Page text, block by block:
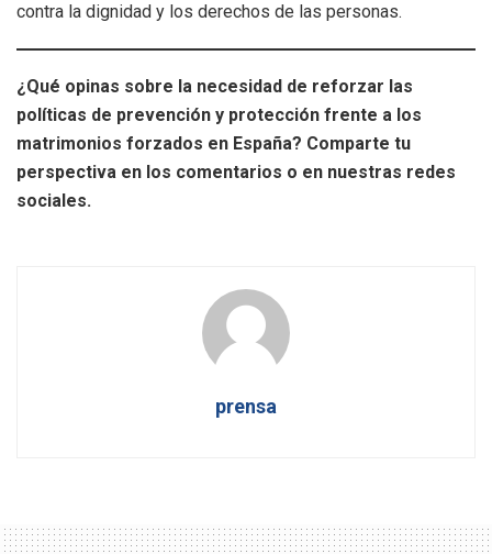
contra la dignidad y los derechos de las personas.
¿Qué opinas sobre la necesidad de reforzar las
políticas de prevención y protección frente a los
matrimonios forzados en España? Comparte tu
perspectiva en los comentarios o en nuestras redes
sociales.
prensa